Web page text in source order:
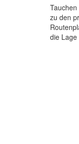
zu den
die